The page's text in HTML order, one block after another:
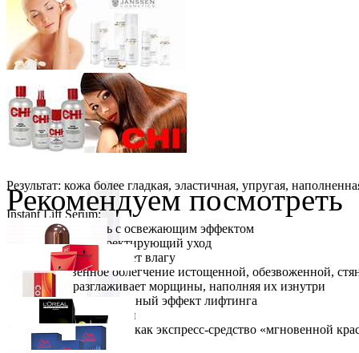
Результат: кожа более гладкая, эластичная, упругая,
Instant Lift Serum:
Обогащенный гель с освежающим эффектом
Интенсивный корректирующий уход
Увлажняет и удерживает влагу
Дарит мгновенное облегчение истощенной, обезвоженной,
Мгновенно разглаживает морщины, наполняя их изнутри
Обеспечивает выраженный эффект лифтинга
Усиливает сияние кожи
Может использоваться как экспресс-средство «мгновенной
ПРИМЕНЕНИЕ:
Рекомендуем посмотреть